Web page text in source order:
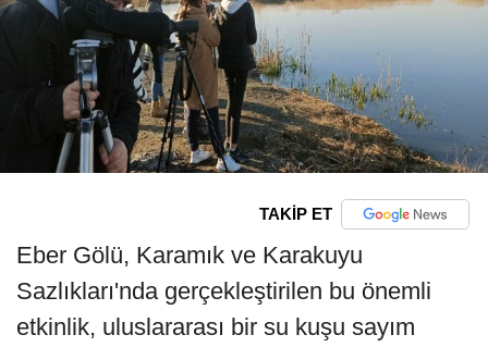
TAKİP ET
Eber Gölü, Karamık ve Karakuyu
Sazlıkları'nda gerçekleştirilen bu önemli
etkinlik, uluslararası bir su kuşu sayım